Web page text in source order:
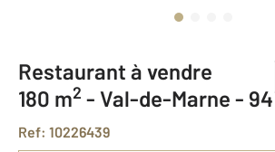
Restaurant à vendre
180 m2 - Val-de-Marne - 94
Ref: 10226439